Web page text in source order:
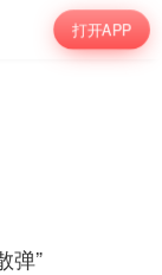
打开APP
弹”